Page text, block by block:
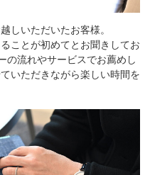
しいただいたお客様。
ことが初めてとお聞きしてお
の流れやサービスでお薦めし
いただきながら楽しい時間を